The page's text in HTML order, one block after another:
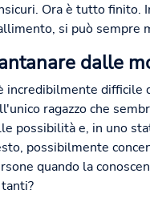
Ora è tutto finito.
si può
dalle
incredibilmente
ragazzo che
possibilità e, in uno
possibilmente
quando la